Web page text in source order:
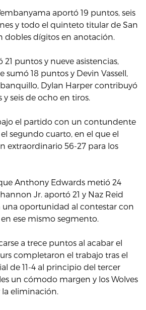
aportó 19 puntos, seis
y todo el quinteto titular de San
dobles dígitos en anotación.
21 puntos y nueve asistencias,
sumó 18 puntos y Devin Vassell,
Dylan Harper contribuyó
seis de ocho en tiros.
el partido con un contundente
segundo cuarto, en el que el
extraordinario 56-27 para los
Anthony Edwards metió 24
Jr. aportó 21 y Naz Reid
una oportunidad al contestar con
en ese mismo segmento.
a trece puntos al acabar el
completaron el trabajo tras el
de 11-4 al principio del tercer
un cómodo margen y los Wolves
eliminación.